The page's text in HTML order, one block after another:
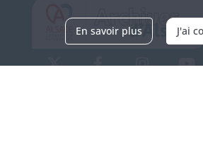
En savoir plus J'ai